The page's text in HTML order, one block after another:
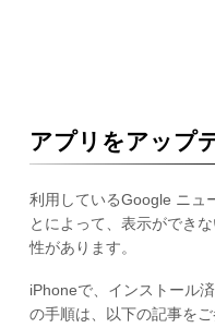
アプリをアップ
利用しているGoogle ニュ
とによって、表示ができ
性があります。
iPhoneで、インストール
の手順は、以下の記事をご